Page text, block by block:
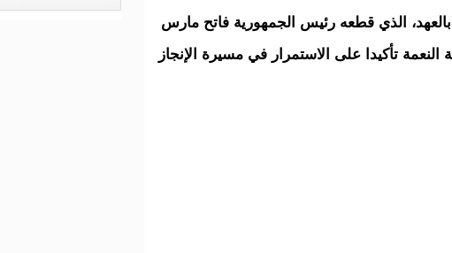
بالعهد، الذي قطعه رئيس الجمهورية فاتح مارس
النعمة تأكيدا على الاستمرار في مسيرة الإنجاز